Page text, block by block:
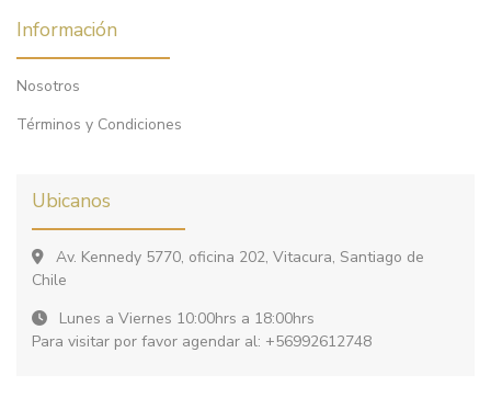
Información
Nosotros
Términos y Condiciones
Ubicanos
Av. Kennedy 5770, oficina 202, Vitacura, Santiago de
Chile
Lunes a Viernes 10:00hrs a 18:00hrs
Para visitar por favor agendar al: +56992612748